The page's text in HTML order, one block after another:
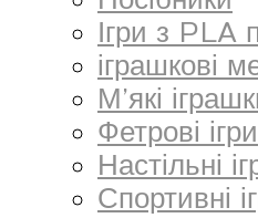
Ігри з PLA
іграшкові
М’які
Фетрові ігри
Настільні
Спортивні